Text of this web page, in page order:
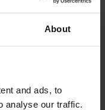
About
and ads, to
analyse our traffic.